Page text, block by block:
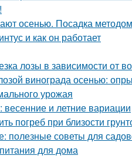
осенью. Посадка
и как он работает
лозы в зависимости от
винограда осенью:
урожая
и летние вариации
погреб при близости
полезные советы для
для дома